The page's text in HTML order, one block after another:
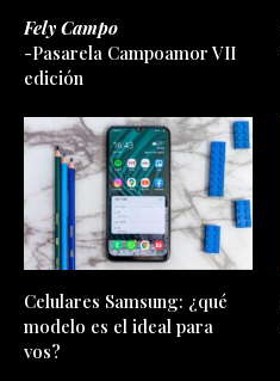
Fely Campo
-Pasarela Campoamor VII
edición
Celulares Samsung: ¿qué
modelo es el ideal para
vos?